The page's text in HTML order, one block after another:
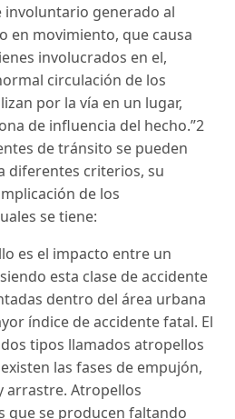
involuntario generado al
en movimiento, que causa
involucrados en el,
circulación de los
por la vía en un lugar,
de influencia del hecho.”2
de tránsito se pueden
diferentes criterios, su
de los
se tiene:
es el impacto entre un
esta clase de accidente
dentro del área urbana
índice de accidente fatal. El
tipos llamados atropellos
las fases de empujón,
arrastre. Atropellos
que se producen faltando